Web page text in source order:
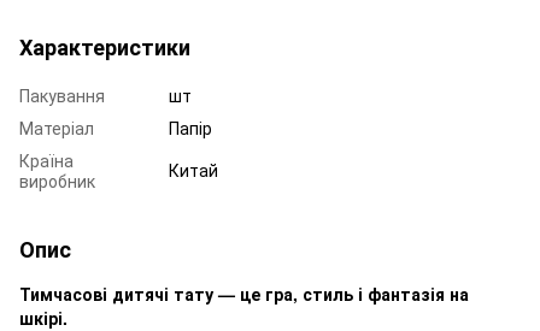
Характеристики
Пакування
шт
Матеріал
Папір
Країна
виробник
Китай
Опис
Тимчасові дитячі тату — це гра, стиль і фантазія на
шкірі.